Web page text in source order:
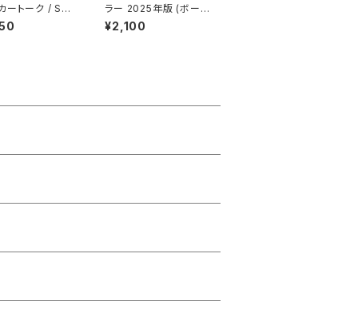
ートーク / SH
(ボードゲ
ドゲーム) 20
ラー 2025年版 (ボード
ゲーム カードゲーム) 1
2歳以上 45-60分程度
¥2,100